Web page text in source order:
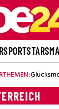
SPORTSTARS